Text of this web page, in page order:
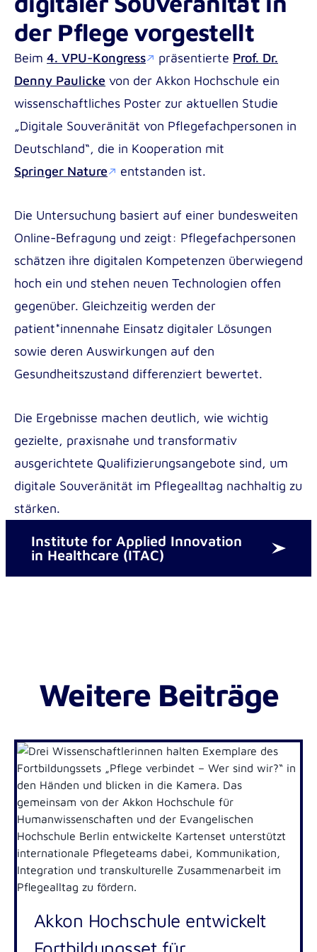
Medizin- und Notfallpädagogik B.A.
Pädagogik im Gesundheitswesen B.A.
Soziale Arbeit B.A.
Angewandte Psychologie B.Sc.
Masterstudiengänge der Akkon
Hochschule | Berlin
M.A.
Fortbildungsmaterial für Pflegeteams mit
internationalen Mitarbeiter*innen
Institute for Applied Innovation in Healthcare
(ITAC)
Institute for Research in International
Outgoing
der Pflege vorgestellt
Beim 4. VPU-Kongress präsentierte Prof. Dr.
Denny Paulicke von der Akkon Hochschule ein
wissenschaftliches Poster zur aktuellen Studie
„Digitale Souveränität von Pflegefachpersonen in
Deutschland“, die in Kooperation mit
Springer Nature
entstanden ist.
Die Untersuchung basiert auf einer bundesweiten
Online-Befragung und zeigt: Pflegefachpersonen
schätzen ihre digitalen Kompetenzen überwiegend
hoch ein und stehen neuen Technologien offen
gegenüber. Gleichzeitig werden der
patient*innennahe Einsatz digitaler Lösungen
sowie deren Auswirkungen auf den
Gesundheitszustand differenziert bewertet.
Die Ergebnisse machen deutlich, wie wichtig
gezielte, praxisnahe und transformativ
ausgerichtete Qualifizierungsangebote sind, um
digitale Souveränität im Pflegealltag nachhaltig zu
stärken.
Institute for Applied Innovation
in Healthcare (ITAC)
Weitere Beiträge
Akkon Hochschule entwickelt
Fortbildungsset für